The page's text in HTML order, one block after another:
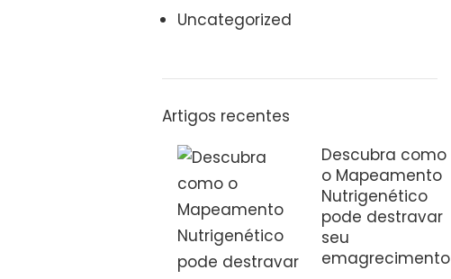
Uncategorized
Artigos recentes
Descubra como
o Mapeamento
Nutrigenético
pode destravar
seu
emagrecimento